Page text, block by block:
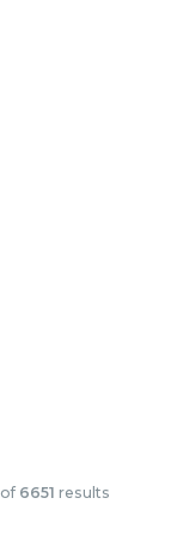
of 6651 results